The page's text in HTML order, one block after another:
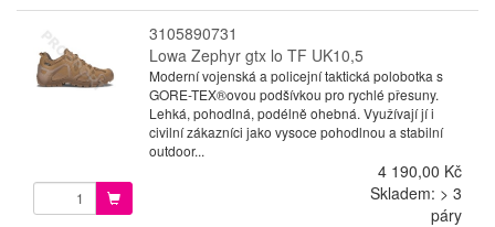
3105890731
Lowa Zephyr gtx lo TF UK10,5
Moderní vojenská a policejní taktická polobotka s
GORE-TEX®ovou podšívkou pro rychlé přesuny.
Lehká, pohodlná, podélně ohebná. Využívají jí i
civilní zákazníci jako vysoce pohodlnou a stabilní
outdoor...
4 190,00 Kč
Skladem: > 3
páry